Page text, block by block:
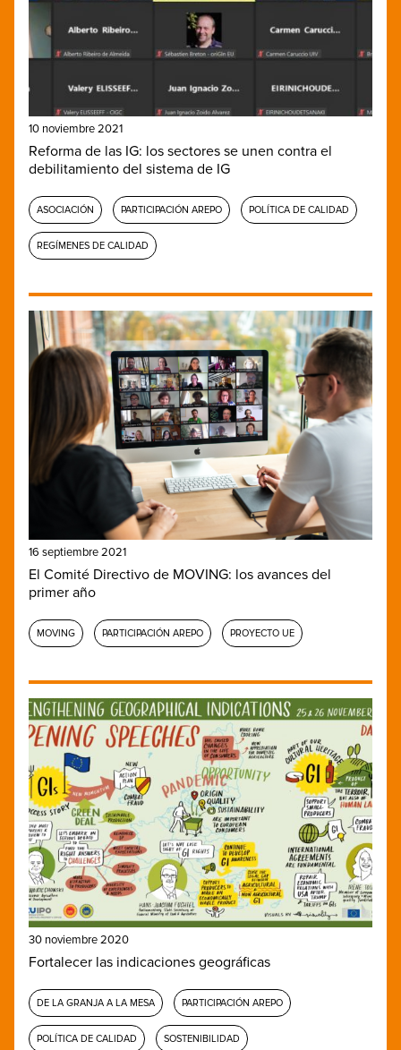
10 noviembre 2021
Reforma de las IG: los sectores se unen contra el
debilitamiento del sistema de IG
ASOCIACIÓN PARTICIPACIÓN AREPO POLÍTICA DE CALIDAD
REGÍMENES DE CALIDAD
16 septiembre 2021
El Comité Directivo de MOVING: los avances del
primer año
MOVING PARTICIPACIÓN AREPO PROYECTO UE
30 noviembre 2020
Fortalecer las indicaciones geográficas
DE LA GRANJA A LA MESA PARTICIPACIÓN AREPO
POLÍTICA DE CALIDAD SOSTENIBILIDAD